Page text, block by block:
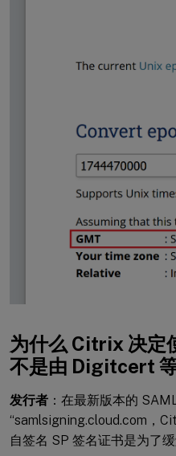
为什么 Citrix 决定
不是由 Digitcert
发行者 ：在最新版本的
“samlsigning.cloud.com，
自签名 SP 签名证书是为了